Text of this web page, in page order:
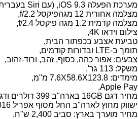
מערכת הפעלה iOS 9.3, (עם Siri בעברית),
מצלמה אחורית 12 מגהפיקסל
f/2.2
,
מצלמה קדמית 1.2 מגה פיקסל
f/2.4
,
צילום וידאו 4K,
טביעת אצבע בכפתור הבית,
תומך ב-LTE ובדורות קודמים,
צבעים: אפור כהה, כסוף, זהב, ורוד-זהוב,
משקל: 113 גר',
מימדים: 123.8
X
58.6
X7.6 מ"מ,
Apple Pay,
מחיר דגם 16GB בארה"ב 399 דולרים ודגם
ישווק מחוץ לארה"ב החל מסוף אפריל 2016.
מחיר מוערך בארץ: סביב 2,400 ש"ח.